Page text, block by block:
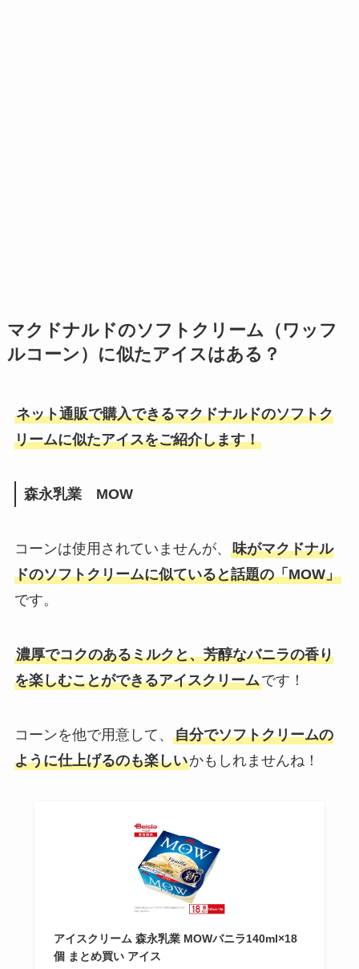
マクドナルドのソフトクリーム（ワッフ
ルコーン）に似たアイスはある？
ネット通販で購入できるマクドナルドのソフトク
リームに似たアイスをご紹介します！
森永乳業 MOW
コーンは使用されていませんが、 味がマクドナル
ドのソフトクリームに似ていると話題の「MOW」
です。
濃厚でコクのあるミルクと、芳醇なバニラの香り
を楽しむことができるアイスクリームです！
コーンを他で用意して、 自分でソフトクリームの
ように仕上げるのも楽しいかもしれませんね！
アイスクリーム 森永乳業 MOWバニラ140ml×18
個 まとめ買い アイス